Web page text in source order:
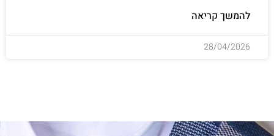
להמשך קריאה
28/04/2026